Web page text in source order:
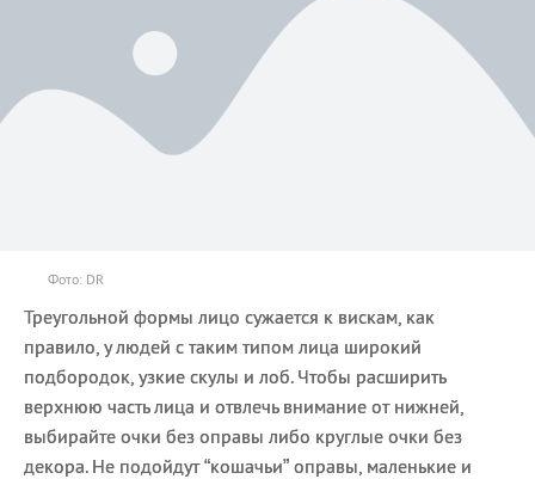
Фото: DR
Треугольной формы лицо сужается к вискам, как
правило, у людей с таким типом лица широкий
подбородок, узкие скулы и лоб. Чтобы расширить
верхнюю часть лица и отвлечь внимание от нижней,
выбирайте очки без оправы либо круглые очки без
декора. Не подойдут “кошачьи” оправы, маленькие и